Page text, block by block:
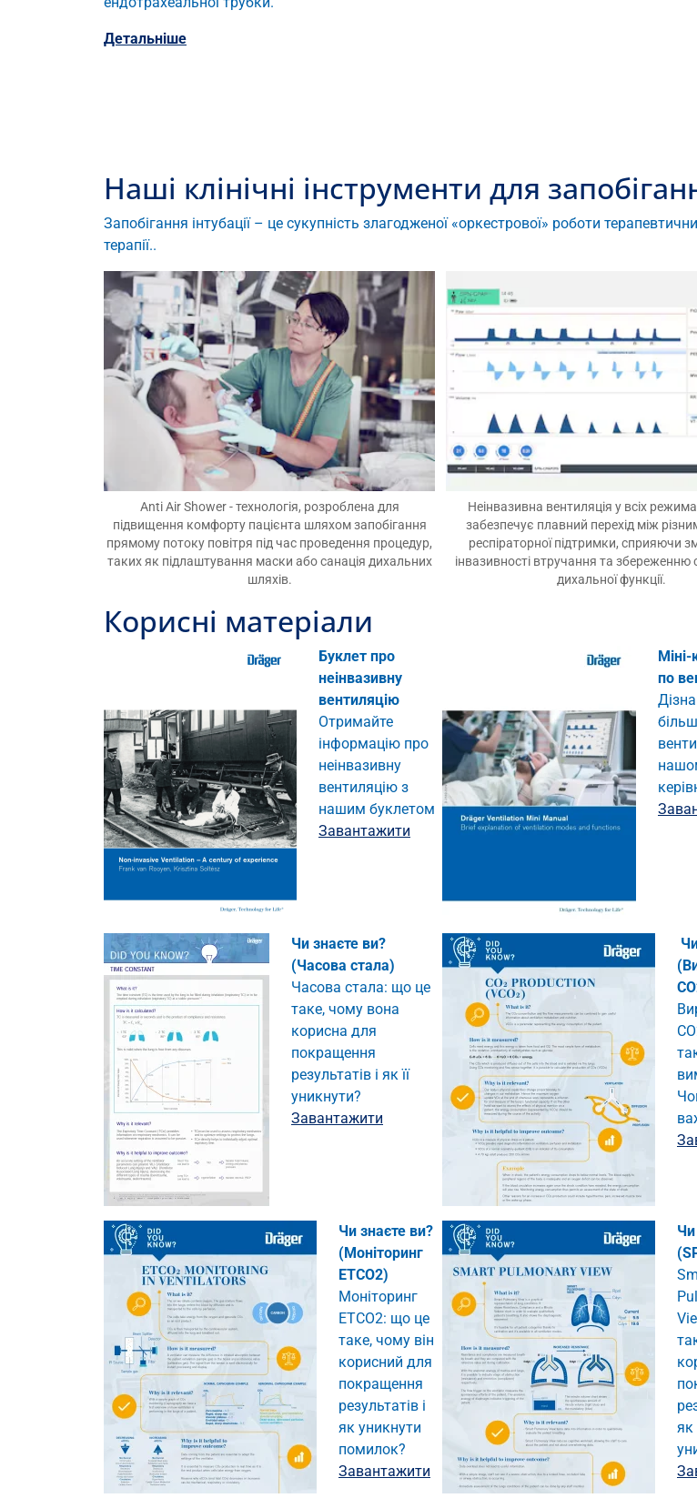
Детальніше
Наші клінічні інструменти для
Запобігання інтубації – це сукупність злагодженої «оркестрової» роботи
терапії..
Anti Air Shower - технологія, розроблена для
підвищення комфорту пацієнта шляхом запобігання
прямому потоку повітря під час проведення процедур,
таких як підлаштування маски або санація дихальних
шляхів.
Неінвазивна вентиляція у всіх
забезпечує плавний перехід між
респіраторної підтримки, сприяючи
інвазивності втручання та збереженню
дихальної функції.
Корисні матеріали
Буклет про
неінвазивну
вентиляцію
Отримайте
інформацію про
неінвазивну
вентиляцію з
нашим буклетом
Завантажити
по
Чи знаєте ви?
(Часова стала)
Часова стала: що це
таке, чому вона
корисна для
покращення
результатів і як її
уникнути?
Завантажити
Чи знаєте ви?
(Моніторинг
ETCO2)
Моніторинг
ETCO2: що це
таке, чому він
корисний для
покращення
результатів і
як уникнути
помилок?
Завантажити
Чи
як